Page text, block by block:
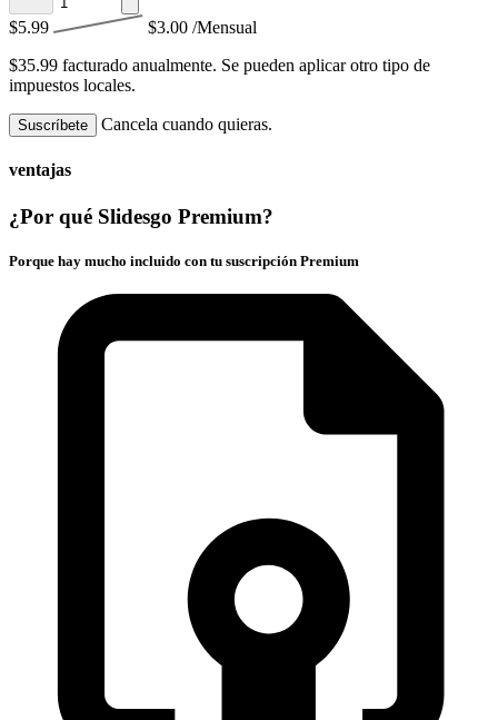
$5.99 $3.00 /Mensual
$35.99 facturado anualmente. Se pueden aplicar otro tipo de
impuestos locales.
Suscríbete Cancela cuando quieras.
ventajas
¿Por qué Slidesgo Premium?
Porque hay mucho incluido con tu suscripción Premium